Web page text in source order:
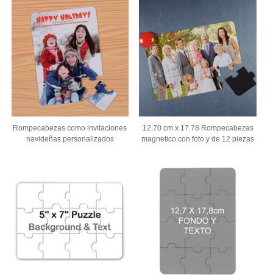
Rompecabezas como invitaciones
navideñas personalizados
12.70 cm x 17.78 Rompecabezas
magnetico con foto y de 12 piezas